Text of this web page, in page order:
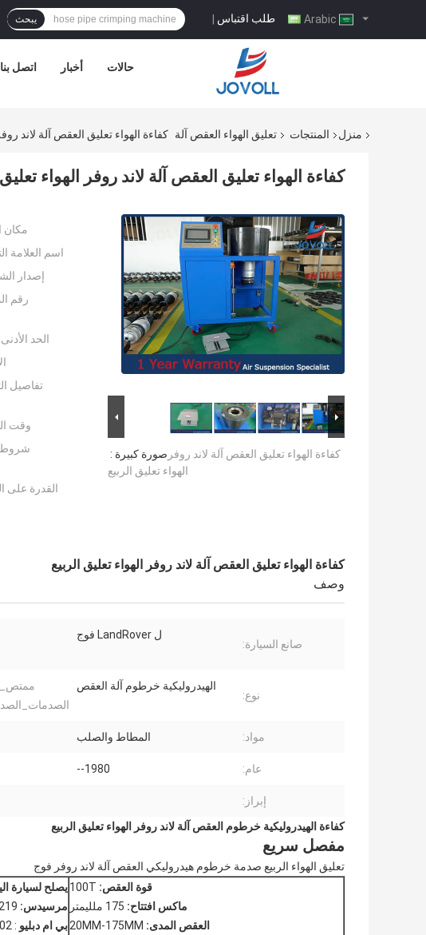
طلب اقتباس | يبحث
اتصل بنا أخبار حالات
منزل المنتجات تعليق الهواء العقص آلة كفاءة الهواء تعليق العقص آلة لاند
كفاءة الهواء تعليق العقص آلة لاند روفر الهواء تعليق
صورة كبيرة : كفاءة الهواء تعليق العقص آلة لاند روفر
الهواء تعليق الربيع
مكان
اسم العلامة
إصدار
رقم
الحد
تفاصيل
وقت
شروط
القدرة على
كفاءة الهواء تعليق العقص آلة لاند روفر الهواء تعليق الربيع
وصف
صانع السيارة:
ل LandRover فوج
نوع:
الهيدروليكية خرطوم آلة العقص
مواد: المطاط والصلب
عام: 1980--
إبراز:
كفاءة الهيدروليكية خرطوم العقص آلة لاند روفر الهواء تعليق الربيع
مفصل سريع
تعليق الهواء الربيع صدمة خرطوم هيدروليكي العقص آلة لاند روفر فوج
قوة العقص:
ماكس افتتاح:
العقص المدى:
يصلح لسيارة
مرسيدس:
بي ام دبليو : X5 E53. E70. X6 E65. E39. F01.F02